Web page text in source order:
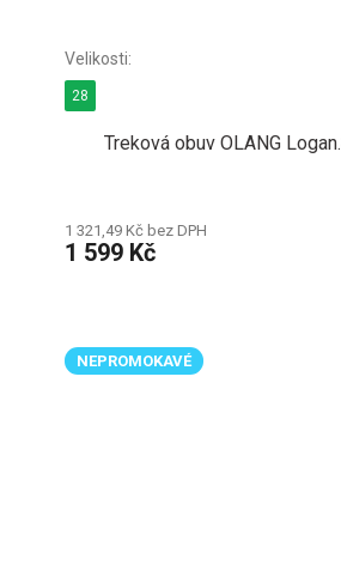
Treková obuv OLANG
1 321,49 Kč bez DPH
1 599 Kč
28
NEPROMOKAVÉ